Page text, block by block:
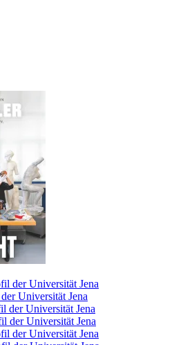
der Universität Jena
Universität Jena
der Universität Jena
der Universität Jena
der Universität Jena